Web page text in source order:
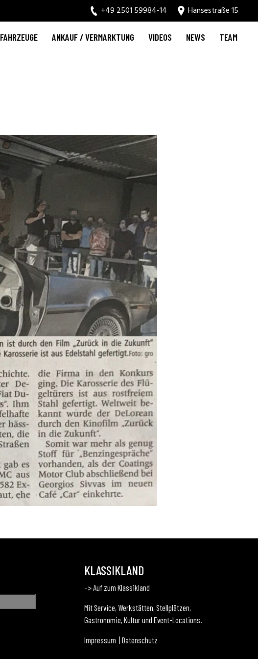
+49 2501 59984-14 Hansestraße 15
FAHRZEUGE ANKAUF / VERMARKTUNG VIDEOS NEWS TEAM
KLASSIKLAND
–> Auf zum Klassikland
Mit Service, Werkstätten, Stellplätzen,
Gastronomie, Kultur und Event-Locations.
Impressum Datenschutz